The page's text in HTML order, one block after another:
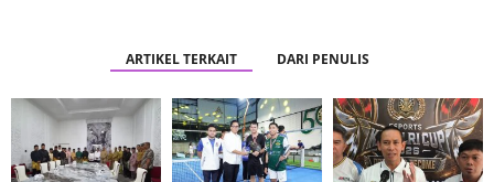
ARTIKEL TERKAIT DARI PENULIS